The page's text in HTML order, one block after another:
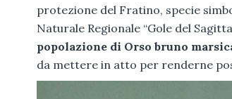
protezione del Fratino, specie
Naturale Regionale “Gole del
popolazione di Orso bruno
da mettere in atto per renderne